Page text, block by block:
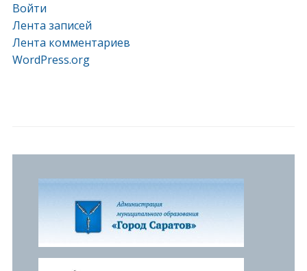
Войти
Лента записей
Лента комментариев
WordPress.org